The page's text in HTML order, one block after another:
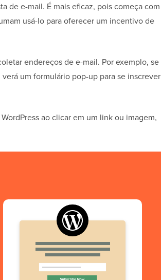
de e-mail. É mais eficaz, pois começa com
usá-lo para oferecer um incentivo de
endereços de e-mail. Por exemplo, se
um formulário pop-up para se inscrever
ao clicar em um link ou imagem,